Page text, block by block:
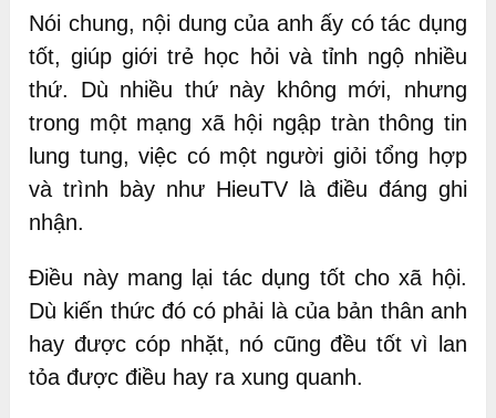
Nói chung, nội dung của anh ấy có tác dụng
tốt, giúp giới trẻ học hỏi và tỉnh ngộ nhiều
thứ. Dù nhiều thứ này không mới, nhưng
trong một mạng xã hội ngập tràn thông tin
lung tung, việc có một người giỏi tổng hợp
và trình bày như HieuTV là điều đáng ghi
nhận.
Điều này mang lại tác dụng tốt cho xã hội.
Dù kiến thức đó có phải là của bản thân anh
hay được cóp nhặt, nó cũng đều tốt vì lan
tỏa được điều hay ra xung quanh.